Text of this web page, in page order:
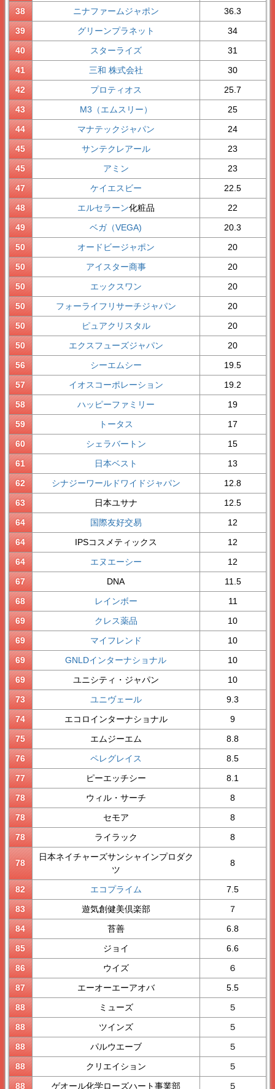
38
ニナファームジャポン
36.3
39
グリーンプラネット
34
40
スターライズ
31
41
三和 株式会社
30
42
プロティオス
25.7
43
M3（エムスリー）
25
44
マナテックジャパン
24
45
サンテクレアール
23
45
アミン
23
47
ケイエスビー
22.5
48
エルセラーン化粧品
22
49
ベガ（VEGA)
20.3
50
オードビージャポン
20
50
アイスター商事
20
50
エックスワン
20
50
フォーライフリサーチジャパン
20
50
ピュアクリスタル
20
50
エクスフューズジャパン
20
56
シーエムシー
19.5
57
イオスコーポレーション
19.2
58
ハッピーファミリー
19
59
トータス
17
60
シェラバートン
15
61
日本ベスト
13
62
シナジーワールドワイドジャパン
12.8
63
日本ユサナ
12.5
64
国際友好交易
12
64
IPSコスメティックス
12
64
エヌエーシー
12
67
DNA
11.5
68
レインボー
11
69
クレス薬品
10
69
マイフレンド
10
69
GNLDインターナショナル
10
69
ユニシティ・ジャパン
10
73
ユニヴェール
9.3
74
エコロインターナショナル
9
75
エムジーエム
8.8
76
ペレグレイス
8.5
77
ピーエッチシー
8.1
78
ウィル・サーチ
8
78
セモア
8
78
ライラック 8
78
日本ネイチャーズサンシャインプロダク
ツ
8
82 エコプライム
7.5
83
遊気創健美倶楽部
７
84
苔善
6.8
85
ジョイ
6.6
86
ウイズ
６
87
エーオーエーアオバ
5.5
88
ミューズ
５
88
ツインズ
５
88
パルウエーブ
５
88
クリエイション
５
88
ゲオール化学ローズハート事業部 ５